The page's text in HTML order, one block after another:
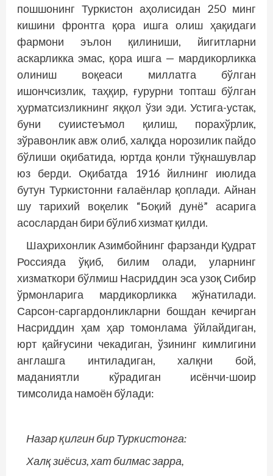
пошшонинг Туркистон аҳолисидан 250 минг
кишини фронтга қора ишга олиш ҳақидаги
фармони эълон қилиниши, йигитларни
аскарликка эмас, қора ишга — мардикорликка
олиниш воқеаси миллатга бўлган
ишончсизлик, таҳқир, ғурурни топташ бўлган
ҳурматсизликнинг яққол ўзи эди. Устига-устак,
буни суиистеъмол қилиш, порахўрлик,
зўравонлик авж олиб, халқда норозилик пайдо
бўлиши оқибатида, юртда қонли тўқнашувлар
юз берди. Оқибатда 1916 йилнинг июлида
бутун Туркистонни ғалаёнлар қоплади. Айнан
шу тарихий воқелик “Боқий дунё” асарига
асослардан бири бўлиб хизмат қилди.
Шаҳрихонлик Азимбойнинг фарзанди Қудрат
Россияда ўқиб, билим олади, уларнинг
хизматкори бўлмиш Насриддин эса узоқ Сибир
ўрмонларига мардикорликка жўнатилади.
Сарсон-саргардонликларни бошдан кечирган
Насриддин ҳам ҳар томонлама ўйлайдиган,
юрт қайғусини чекадиган, ўзининг кимлигини
англашга интиладиган, халқни бой,
маданиятли кўрадиган исёнчи-шоир
тимсолида намоён бўлади:
Назар қилгин бир Туркистонга:
Халқ зиёсиз, хат билмас зарра,